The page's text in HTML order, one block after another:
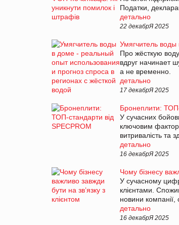
Податки,
детально
22 декабрЯ 2025
Умягчитель воды
Про жёсткую
вдруг начинает
а не временно.
детально
17 декабрЯ 2025
Бронеплити:
У сучасних
ключовим
витривалість та
детально
16 декабрЯ 2025
Чому бізнесу
У сучасному
клієнтами.
новини компанії,
детально
16 декабрЯ 2025